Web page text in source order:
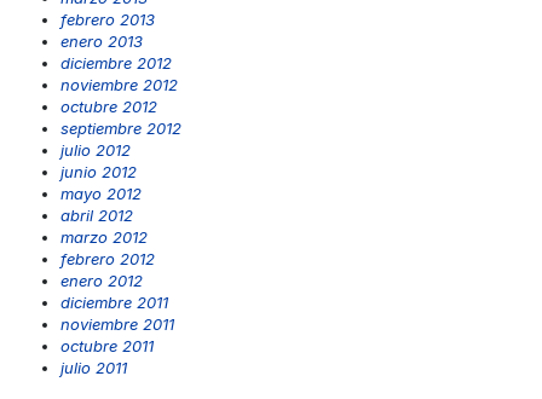
febrero 2013
enero 2013
diciembre 2012
noviembre 2012
octubre 2012
septiembre 2012
julio 2012
junio 2012
mayo 2012
abril 2012
marzo 2012
febrero 2012
enero 2012
diciembre 2011
noviembre 2011
octubre 2011
julio 2011